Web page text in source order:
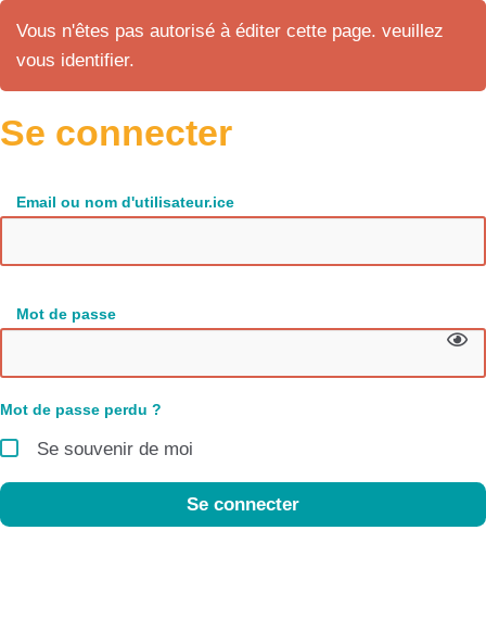
Vous n'êtes pas autorisé à éditer cette page. veuillez
vous identifier.
Se connecter
Email ou nom d'utilisateur.ice
Mot de passe
Mot de passe perdu ?
Se souvenir de moi
Se connecter